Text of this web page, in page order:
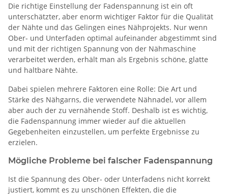
Die richtige Einstellung der Fadenspannung ist ein oft
unterschätzter, aber enorm wichtiger Faktor für die Qualität
der Nähte und das Gelingen eines Nähprojekts. Nur wenn
Ober- und Unterfaden optimal aufeinander abgestimmt sind
und mit der richtigen Spannung von der Nähmaschine
verarbeitet werden, erhält man als Ergebnis schöne, glatte
und haltbare Nähte.
Dabei spielen mehrere Faktoren eine Rolle: Die Art und
Stärke des Nähgarns, die verwendete Nähnadel, vor allem
aber auch der zu vernähende Stoff. Deshalb ist es wichtig,
die Fadenspannung immer wieder auf die aktuellen
Gegebenheiten einzustellen, um perfekte Ergebnisse zu
erzielen.
Mögliche Probleme bei falscher Fadenspannung
Ist die Spannung des Ober- oder Unterfadens nicht korrekt
justiert, kommt es zu unschönen Effekten, die die